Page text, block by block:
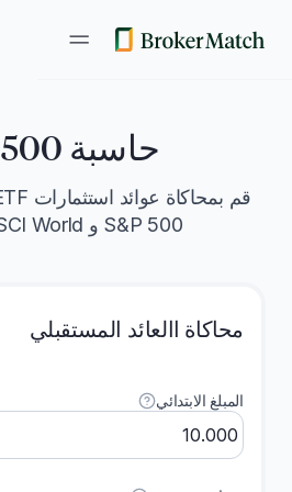
حاسبة S&P 500
S&P 500 و MSCI World والمزيد!
محاكاة االعائد المستقبلي
المبلغ الابتدائي
يمكنك إدخال «0" إذا كنت تخطط للقيام
المبلغ الذي تخطط لاستثماره بانتظام كل
باستثمار أولي لمرة واحدة فقط.